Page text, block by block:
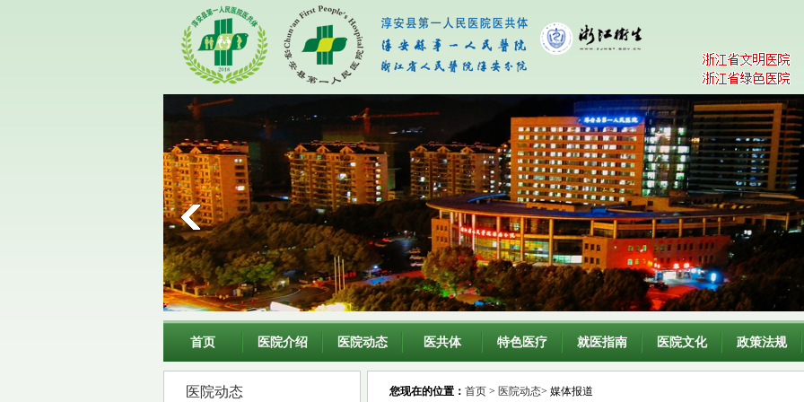
首页 医院介绍 医院动态 医共体 特色医疗 就医指南 医院文化 政策法规
医院动态 您现在的位置： 首页 > 医院动态> 媒体报道